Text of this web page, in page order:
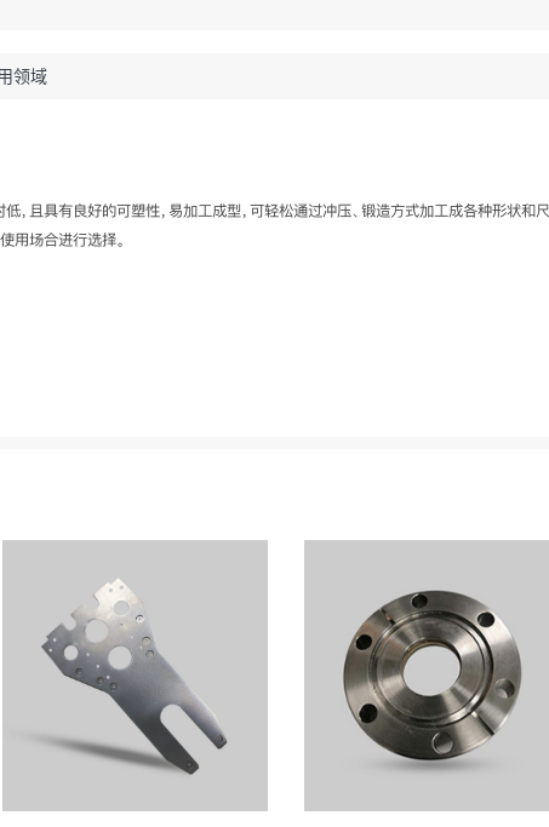
领域
，且具有良好的可塑性，易加工成型，可轻松通过冲压、锻造方式加工成各种形状
用场合进行选择。